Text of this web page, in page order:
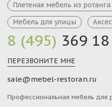
8 (495) 369
ПЕРЕЗВОНИТЕ МНЕ
sale@mebel-restoran.ru
Профессиональная мебель для
Плетеная мебель из ротанга
Мебель для улицы